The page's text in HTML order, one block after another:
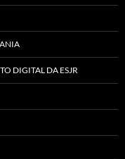
DIGITAL DA ESJR